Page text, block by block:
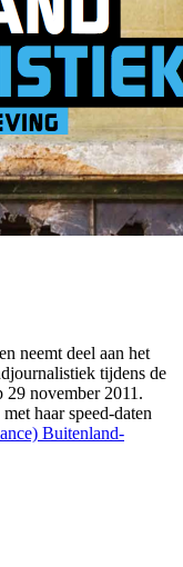
neemt deel aan het
tijdens de
29 november 2011.
haar speed-daten
Buitenland-